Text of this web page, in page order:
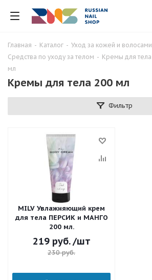
Главная - Каталог - Уход за кожей и волосами
Средства по уходу за телом - Кремы для тела
мл
Кремы для тела 200 мл
Фильтр
MILV Увлажняющий крем
для тела ПЕРСИК и МАНГО
200 мл.
219руб. /шт
230руб.